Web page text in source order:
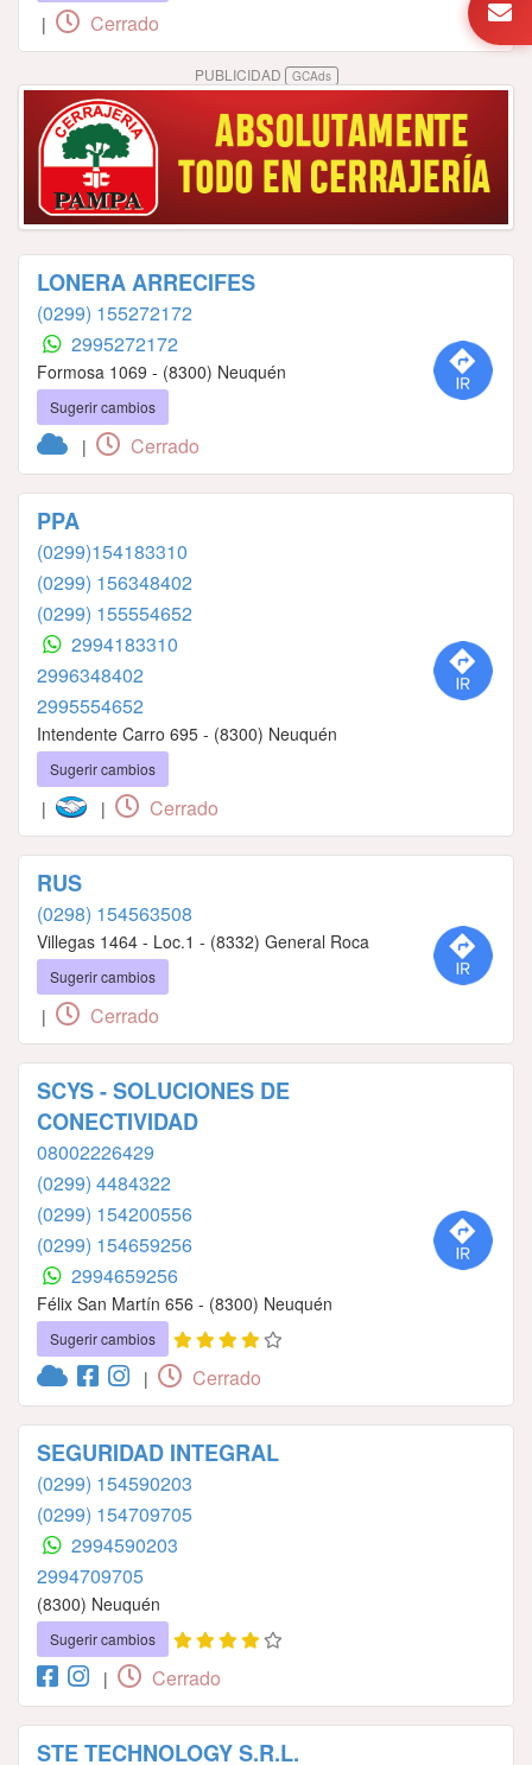
| Cerrado
PUBLICIDAD GCAds
LONERA ARRECIFES
(0299) 155272172
2995272172
Formosa 1069 - (8300) Neuquén
Sugerir cambios
| Cerrado
PPA
(0299)154183310
(0299) 156348402
(0299) 155554652
2994183310
2996348402
2995554652
Intendente Carro 695 - (8300) Neuquén
Sugerir cambios
| | Cerrado
RUS
(0298) 154563508
Villegas 1464 - Loc.1 - (8332) General Roca
Sugerir cambios
| Cerrado
SCYS - SOLUCIONES DE
CONECTIVIDAD
08002226429
(0299) 4484322
(0299) 154200556
(0299) 154659256
2994659256
Félix San Martín 656 - (8300) Neuquén
Sugerir cambios
| Cerrado
SEGURIDAD INTEGRAL
(0299) 154590203
(0299) 154709705
2994590203
2994709705
(8300) Neuquén
Sugerir cambios
| Cerrado
STE TECHNOLOGY S.R.L.